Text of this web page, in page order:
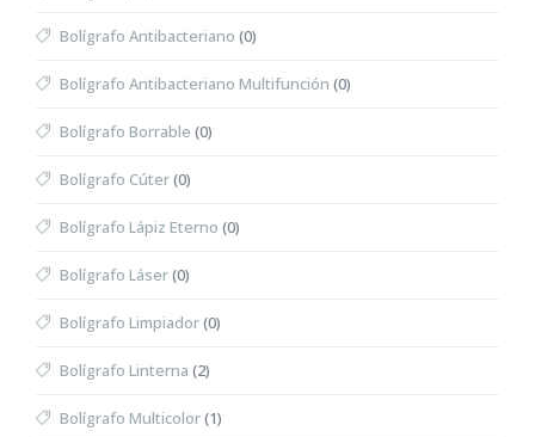
Bolígrafo Antibacteriano (0)
Bolígrafo Antibacteriano Multifunción (0)
Bolígrafo Borrable (0)
Bolígrafo Cúter(0)
Bolígrafo Lápiz Eterno (0)
Bolígrafo Láser(0)
Bolígrafo Limpiador(0)
Bolígrafo Linterna (2)
Bolígrafo Multicolor(1)